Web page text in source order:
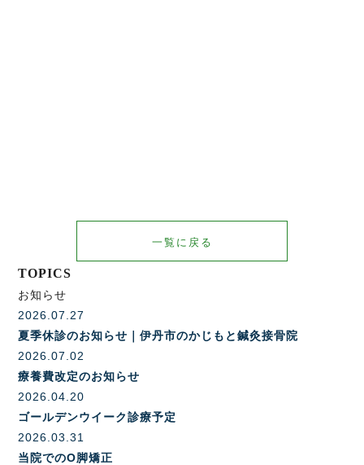
一覧に戻る
TOPICS
お知らせ
2026.07.27
夏季休診のお知らせ｜伊丹市のかじもと鍼灸接骨院
2026.07.02
療養費改定のお知らせ
2026.04.20
ゴールデンウイーク診療予定
2026.03.31
当院でのO脚矯正